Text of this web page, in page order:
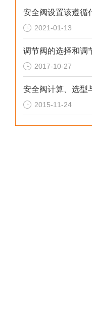
2021-01-13
调节阀的选择和调
2017-10-27
安全阀计算、选型
2015-11-24